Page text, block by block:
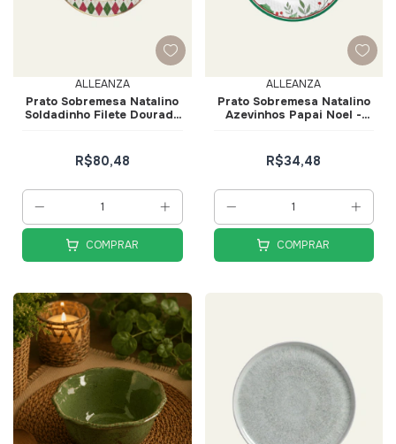
ALLEANZA
Prato Sobremesa Natalino
Soldadinho Filete Dourado
R$80,48
COMPRAR
ALLEANZA
Prato Sobremesa Natalino
Azevinhos Papai Noel -
R$34,48
COMPRAR